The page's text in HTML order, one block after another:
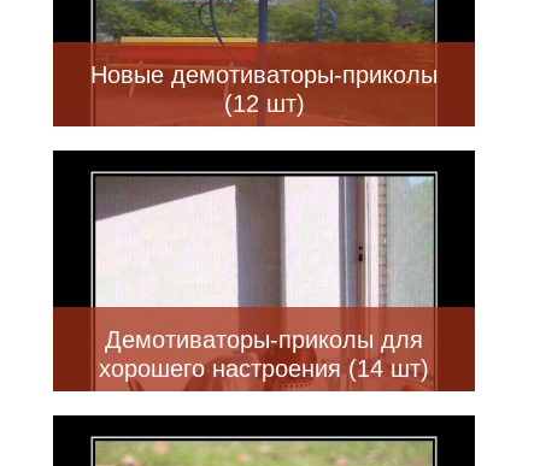
Новые демотиваторы-приколы
(12 шт)
Демотиваторы-приколы для
хорошего настроения (14 шт)